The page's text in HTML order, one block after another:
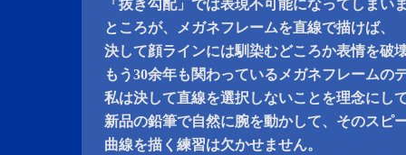
「抜き勾配」では表現不可能になってしまい
ところが、メガネフレームを直線で描けば、
決して顔ラインには馴染むどころか表情を破
もう30余年も関わっているメガネフレームの
私は決して直線を選択しないことを理念にし
新品の鉛筆で自然に腕を動かして、そのスピ
曲線を描く練習は欠かせません。